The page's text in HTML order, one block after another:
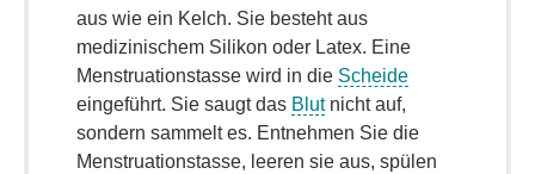
aus wie ein Kelch. Sie besteht aus
medizinischem Silikon oder Latex. Eine
Menstruationstasse wird in die Scheide
eingeführt. Sie saugt das Blutnicht auf,
sondern sammelt es. Entnehmen Sie die
Menstruationstasse, leeren sie aus, spülen